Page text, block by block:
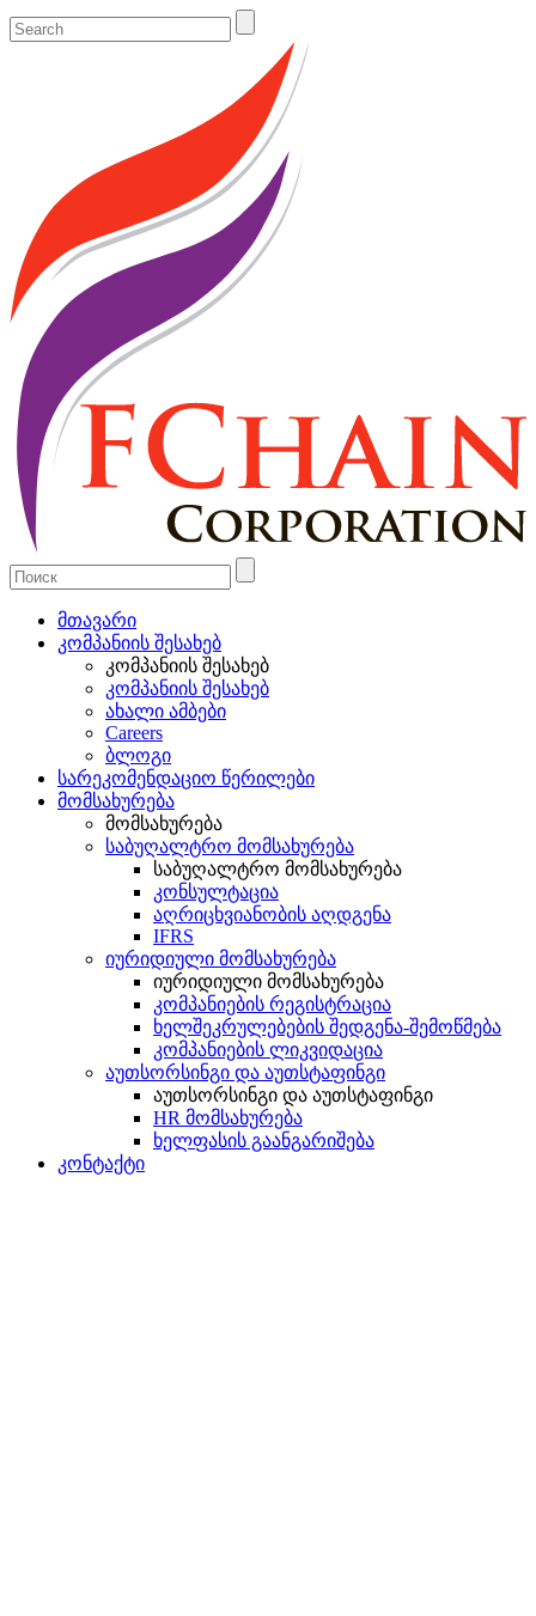
მთავარი
კომპანიის შესახებ
კომპანიის შესახებ
კომპანიის შესახებ
ახალი ამბები
Careers
ბლოგი
სარეკომენდაციო წერილები
მომსახურება
მომსახურება
საბუღალტრო მომსახურება
საბუღალტრო მომსახურება
კონსულტაცია
აღრიცხვიანობის აღდგენა
IFRS
იურიდიული მომსახურება
იურიდიული მომსახურება
კომპანიების რეგისტრაცია
ხელშეკრულებების შედგენა-შემოწმება
კომპანიების ლიკვიდაცია
აუთსორსინგი და აუთსტაფინგი
აუთსორსინგი და აუთსტაფინგი
HR მომსახურება
ხელფასის გაანგარიშება
კონტაქტი